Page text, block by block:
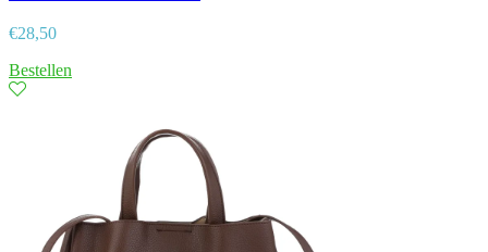
€28,50
Bestellen